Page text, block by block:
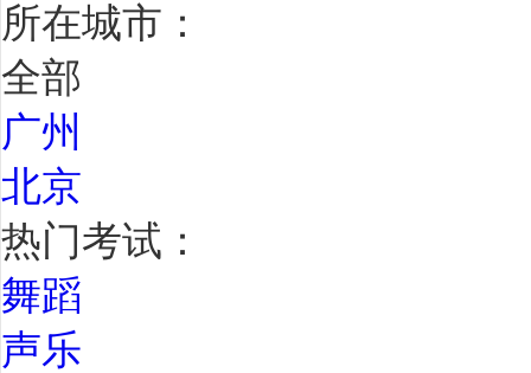
所在城市：
全部
广州
北京
热门考试：
舞蹈
声乐